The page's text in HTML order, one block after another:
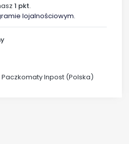
1 pkt.
lojalnościowym.
Inpost (Polska)